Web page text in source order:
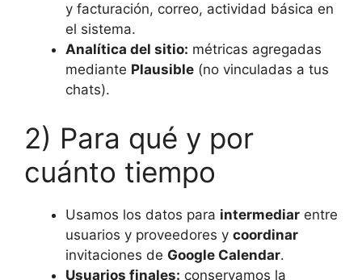
y facturación, correo, actividad básica en
el sistema.
Analítica del sitio: métricas agregadas
mediante Plausible (no vinculadas a tus
chats).
2) Para qué y por
cuánto tiempo
Usamos los datos para intermediar entre
usuarios y proveedores y coordinar
invitaciones de Google Calendar.
Usuarios finales: conservamos la